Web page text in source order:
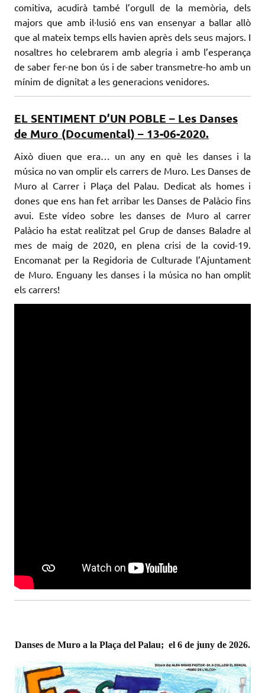
comitiva, acudirà també l’orgull de la memòria, dels
majors que amb il·lusió ens van ensenyar a ballar allò
que al mateix temps ells havien après dels seus majors. I
nosaltres ho celebrarem amb alegria i amb l’esperança
de saber fer-ne bon ús i de saber transmetre-ho amb un
mínim de dignitat a les generacions venidores.
EL SENTIMENT D’UN POBLE – Les Danses
de Muro (Documental) – 13-06-2020.
Això diuen que era… un any en què les danses i la
música no van omplir els carrers de Muro. Les Danses de
Muro al Carrer i Plaça del Palau. Dedicat als homes i
dones que ens han fet arribar les Danses de Palàcio fins
avui. Este vídeo sobre les danses de Muro al carrer
Palàcio ha estat realitzat pel Grup de danses Baladre al
mes de maig de 2020, en plena crisi de la covid-19.
Encomanat per la Regidoria de Culturade l’Ajuntament
de Muro. Enguany les danses i la música no han omplit
els carrers!
Danses de Muro a la Plaça del Palau; el 6 de juny de 2026.